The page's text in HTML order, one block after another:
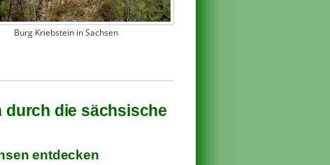
Burg Kriebstein in Sachsen
die sächsische
entdecken